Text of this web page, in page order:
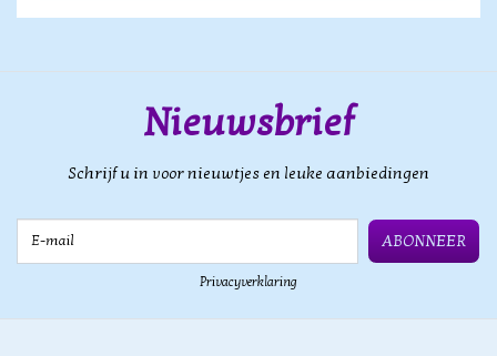
Nieuwsbrief
Schrijf u in voor nieuwtjes en leuke aanbiedingen
ABONNEER
Privacyverklaring